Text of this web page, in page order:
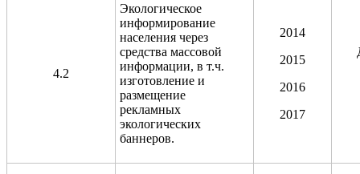
4.2
Экологическое
информирование
населения через
средства массовой
информации, в т.ч.
изготовление и
размещение
рекламных
экологических
баннеров.
2014
2015
2016
2017